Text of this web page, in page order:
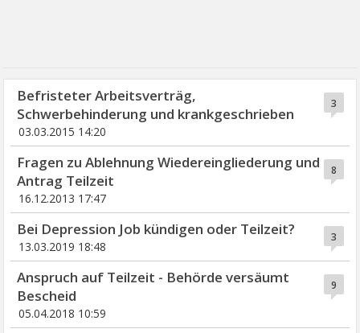
3
Befristeter Arbeitsverträg,
Schwerbehinderung und krankgeschrieben
03.03.2015 14:20
8
Fragen zu Ablehnung Wiedereingliederung und
Antrag Teilzeit
16.12.2013 17:47
3
Bei Depression Job kündigen oder Teilzeit?
13.03.2019 18:48
9
Anspruch auf Teilzeit - Behörde versäumt
Bescheid
05.04.2018 10:59